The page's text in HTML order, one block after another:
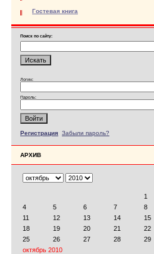
Гостевая книга
Поиск по сайту:
Логин:
Пароль:
Регистрация Забыли пароль?
АРХИВ